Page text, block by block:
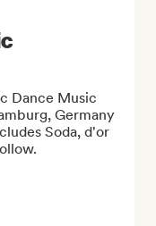
Dance Music
Germany
Soda, d'or